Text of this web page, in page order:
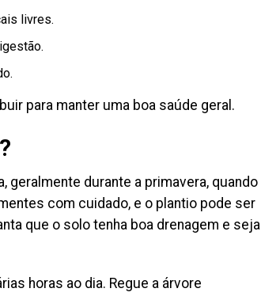
livres.
para manter uma boa saúde geral.
geralmente durante a primavera, quando
com cuidado, e o plantio pode ser
que o solo tenha boa drenagem e seja
horas ao dia. Regue a árvore